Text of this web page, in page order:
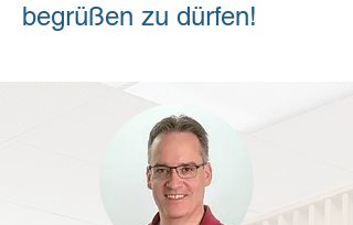
begrüßen zu dürfen!